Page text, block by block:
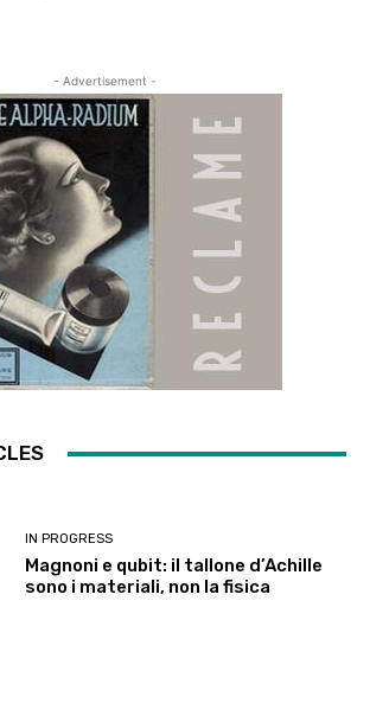
- Advertisement -
IN PROGRESS
Magnoni e qubit: il tallone d’Achille
sono i materiali, non la fisica